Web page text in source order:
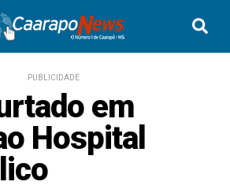
PUBLICIDADE
em
Hospital